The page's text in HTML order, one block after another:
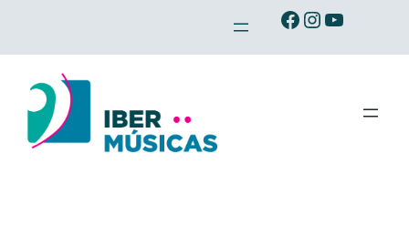
o
conteúdo
Ibermusicas no Facebook
Ibermusicas no Instagram
Ibermusicas no Youtube